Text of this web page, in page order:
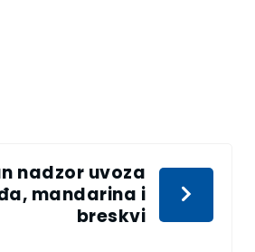
nadzor uvoza
mandarina i
breskvi